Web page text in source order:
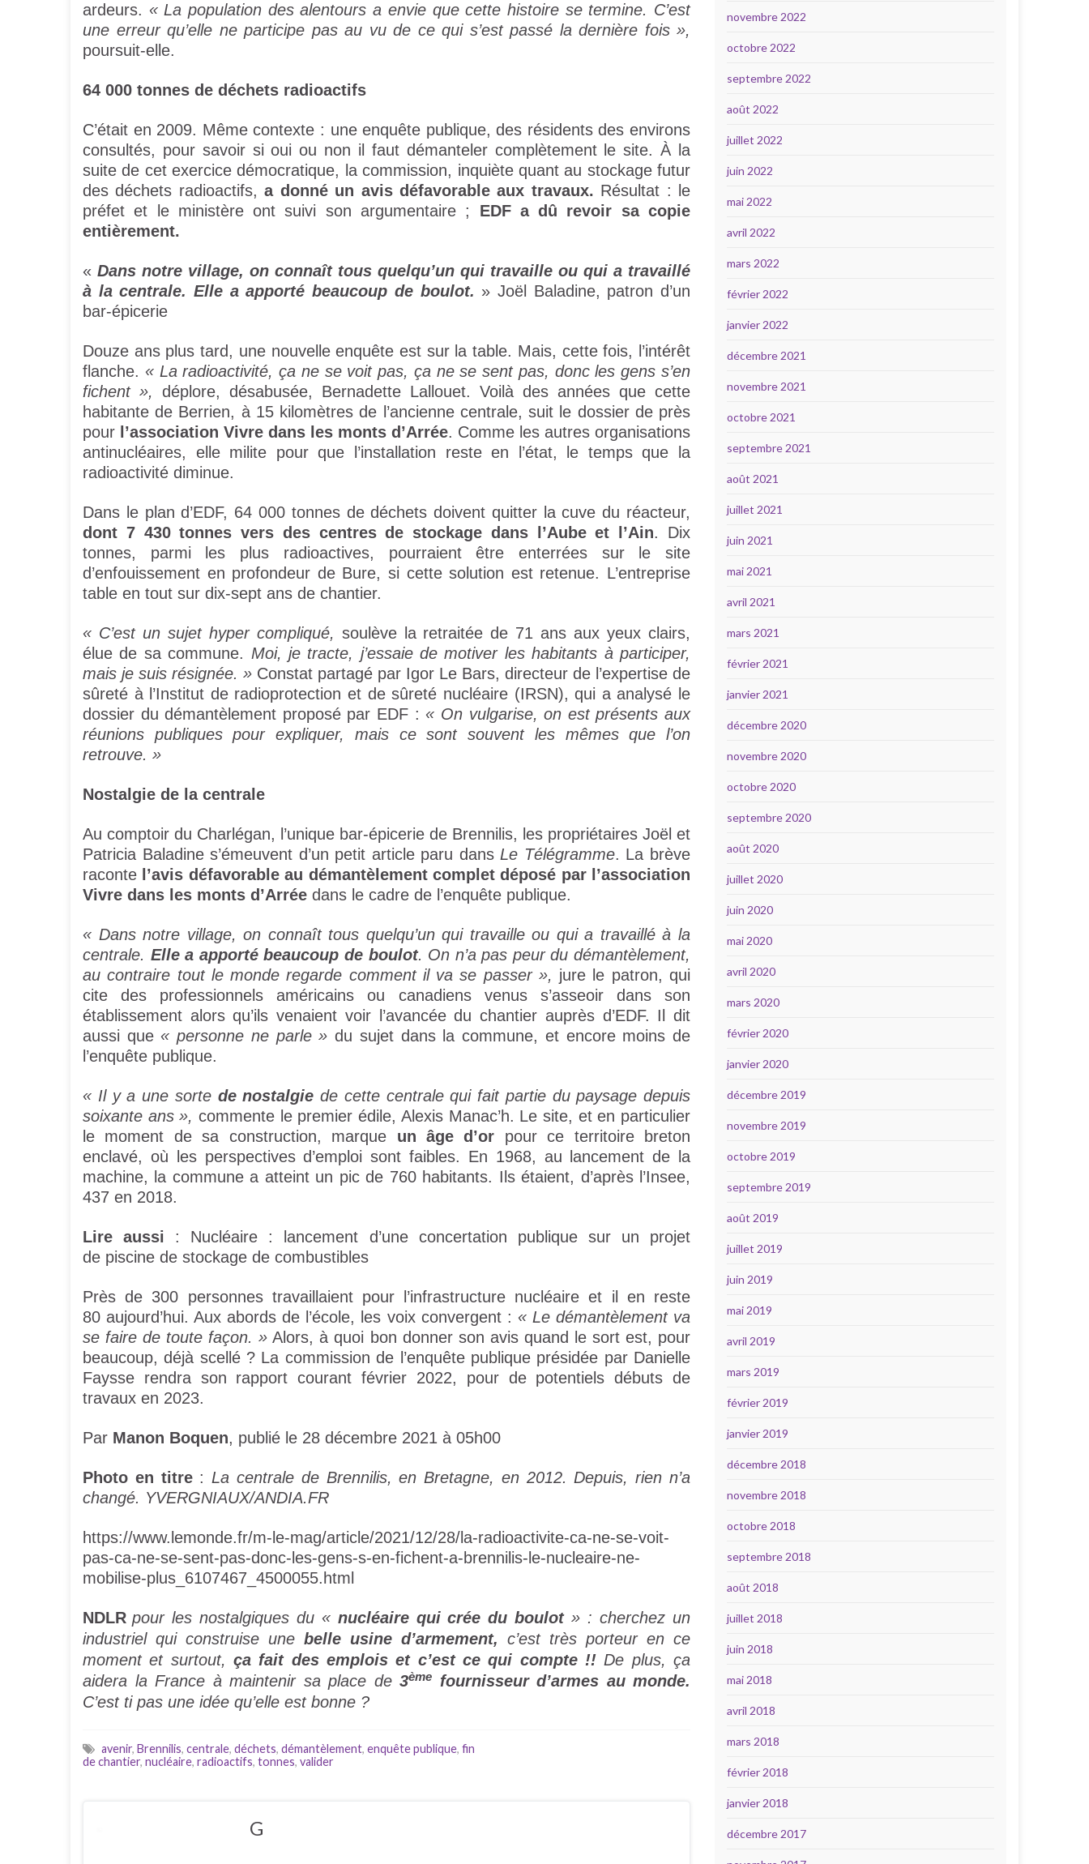
ardeurs. « La population des alentours a envie que cette histoire se termine. C’est
une erreur qu’elle ne participe pas au vu de ce qui s’est passé la dernière fois »,
poursuit-elle.
64 000 tonnes de déchets radioactifs
C’était en 2009. Même contexte : une enquête publique, des résidents des environs
consultés, pour savoir si oui ou non il faut démanteler complètement le site. À la
suite de cet exercice démocratique, la commission, inquiète quant au stockage futur
des déchets radioactifs,a donné un avis défavorable aux travaux. Résultat : le
préfet et le ministère ont suivi son argumentaire ; EDF a dû revoir sa copie
entièrement.
« Dans notre village, on connaît tous quelqu’un qui travaille ou qui a travaillé
à la centrale. Elle a apporté beaucoup de boulot. » Joël Baladine, patron d’un
bar-épicerie
Douze ans plus tard, une nouvelle enquête est sur la table. Mais, cette fois, l’intérêt
flanche. « La radioactivité, ça ne se voit pas, ça ne se sent pas, donc les gens s’en
fichent », déplore, désabusée, Bernadette Lallouet. Voilà des années que cette
habitante de Berrien, à 15 kilomètres de l’ancienne centrale, suit le dossier de près
pour l’association Vivre dans les monts d’Arrée. Comme les autres organisations
antinucléaires, elle milite pour que l’installation reste en l’état, le temps que la
radioactivité diminue.
Dans le plan d’EDF, 64 000 tonnes de déchets doivent quitter la cuve du réacteur,
dont 7 430 tonnes vers des centres de stockage dans l’Aube et l’Ain. Dix
tonnes, parmi les plus radioactives, pourraient être enterrées sur le site
d’enfouissement en profondeur de Bure, si cette solution est retenue. L’entreprise
table en tout sur dix-sept ans de chantier.
« C’est un sujet hyper compliqué, soulève la retraitée de 71 ans aux yeux clairs,
élue de sa commune. Moi, je tracte, j’essaie de motiver les habitants à participer,
mais je suis résignée. » Constat partagé par Igor Le Bars, directeur de l’expertise de
sûreté à l’Institut de radioprotection et de sûreté nucléaire (IRSN), qui a analysé le
dossier du démantèlement proposé par EDF : « On vulgarise, on est présents aux
réunions publiques pour expliquer, mais ce sont souvent les mêmes que l’on
retrouve. »
Nostalgie de la centrale
Au comptoir du Charlégan, l’unique bar-épicerie de Brennilis, les propriétaires Joël et
Patricia Baladine s’émeuvent d’un petit article paru dans Le Télégramme. La brève
raconte l’avis défavorable au démantèlement complet déposé par l’association
Vivre dans les monts d’Arrée dans le cadre de l’enquête publique.
« Dans notre village, on connaît tous quelqu’un qui travaille ou qui a travaillé à la
centrale. Elle a apporté beaucoup de boulot. On n’a pas peur du démantèlement,
au contraire tout le monde regarde comment il va se passer », jure le patron, qui
cite des professionnels américains ou canadiens venus s’asseoir dans son
établissement alors qu’ils venaient voir l’avancée du chantier auprès d’EDF. Il dit
aussi que « personne ne parle » du sujet dans la commune, et encore moins de
l’enquête publique.
« Il y a une sorte de nostalgie de cette centrale qui fait partie du paysage depuis
soixante ans », commente le premier édile, Alexis Manac’h. Le site, et en particulier
le moment de sa construction, marque un âge d’or pour ce territoire breton
enclavé, où les perspectives d’emploi sont faibles. En 1968, au lancement de la
machine, la commune a atteint un pic de 760 habitants. Ils étaient, d’après l’Insee,
437 en 2018.
Lire aussi : Nucléaire : lancement d’une concertation publique sur un projet
de piscine de stockage de combustibles
Près de 300 personnes travaillaient pour l’infrastructure nucléaire et il en reste
80 aujourd’hui. Aux abords de l’école, les voix convergent : « Le démantèlement va
se faire de toute façon. » Alors, à quoi bon donner son avis quand le sort est, pour
beaucoup, déjà scellé ? La commission de l’enquête publique présidée par Danielle
Faysse rendra son rapport courant février 2022, pour de potentiels débuts de
travaux en 2023.
Par Manon Boquen, publié le 28 décembre 2021 à 05h00
Photo en titre: La centrale de Brennilis, en Bretagne, en 2012. Depuis, rien n’a
changé. YVERGNIAUX/ANDIA.FR
https://www.lemonde.fr/m-le-mag/article/2021/12/28/la-radioactivite-ca-ne-se-voit-
pas-ca-ne-se-sent-pas-donc-les-gens-s-en-fichent-a-brennilis-le-nucleaire-ne-
mobilise-plus_6107467_4500055.html
NDLR pour les nostalgiques du « nucléaire qui crée du boulot» : cherchez un
industriel qui construise une belle usine d’armement, c’est très porteur en ce
moment et surtout, ça fait des emplois et c’est ce qui compte !! De plus, ça
aidera la France à maintenir sa place de 3ème
fournisseur d’armes au monde.
C’est ti pas une idée qu’elle est bonne ?
avenir, Brennilis, centrale, déchets, démantèlement, enquête publique, fin
de chantier, nucléaire, radioactifs, tonnes, valider
G
novembre 2022
octobre 2022
septembre 2022
août 2022
juillet 2022
juin 2022
mai 2022
avril 2022
mars 2022
février 2022
janvier 2022
décembre 2021
novembre 2021
octobre 2021
septembre 2021
août 2021
juillet 2021
juin 2021
mai 2021
avril 2021
mars 2021
février 2021
janvier 2021
décembre 2020
novembre 2020
octobre 2020
septembre 2020
août 2020
juillet 2020
juin 2020
mai 2020
avril 2020
mars 2020
février 2020
janvier 2020
décembre 2019
novembre 2019
octobre 2019
septembre 2019
août 2019
juillet 2019
juin 2019
mai 2019
avril 2019
mars 2019
février 2019
janvier 2019
décembre 2018
novembre 2018
octobre 2018
septembre 2018
août 2018
juillet 2018
juin 2018
mai 2018
avril 2018
mars 2018
février 2018
janvier 2018
décembre 2017